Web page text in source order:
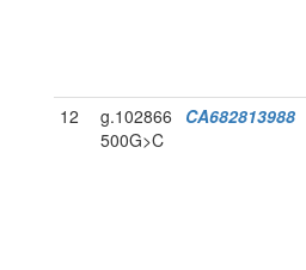
12
g.102866
500G>C
CA682813988